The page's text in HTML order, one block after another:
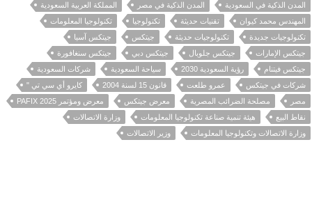
المدن الذكية في السعودية
المدن الذكية في مصر
المملكة العربية السعودية
المهندس محمد كيوان
تقنيات حديثة تكنولوجيا
تكنولوجيا المعلومات
تكنولوجيات جديدة
تكنولوجيات حديثة جيتكس
جيتكس آسيا
جيتكس الإمارات
جيتكس جلوبال جيتكس دبي
جيتكس سنغافورة
جيتكس فيتنام
رؤية السعودية 2030 سياحة السعودية
شركات السعودية
شركات في جيتكس
عمرو طلعت قانون 15 لسنة 2004
كايرو أي سي تي "
مصر
مصلحة الضرائب المصرية معرض جيتكس
معرض ومؤتمر PAFIX 2025
نقاط البيع
هيئة تنمية صناعة تكنولوجيا المعلومات
وزارة الاتصالات
وزارة الاتصالات وتكنولوجيا المعلومات
وزير الاتصالات